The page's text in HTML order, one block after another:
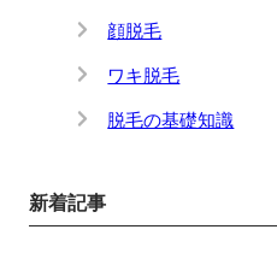
顔脱毛
ワキ脱毛
脱毛の基礎知識
新着記事